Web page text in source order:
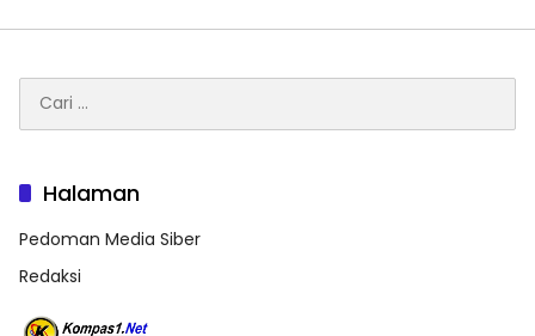
untuk:
Halaman
Pedoman Media Siber
Redaksi